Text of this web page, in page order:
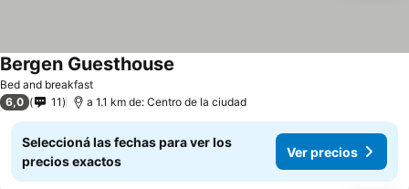
Bed and breakfast
Bergen Guesthouse
6,0 11 a 1.1 km de: Centro de la ciudad
Seleccioná las fechas para ver los
precios exactos
Ver precios